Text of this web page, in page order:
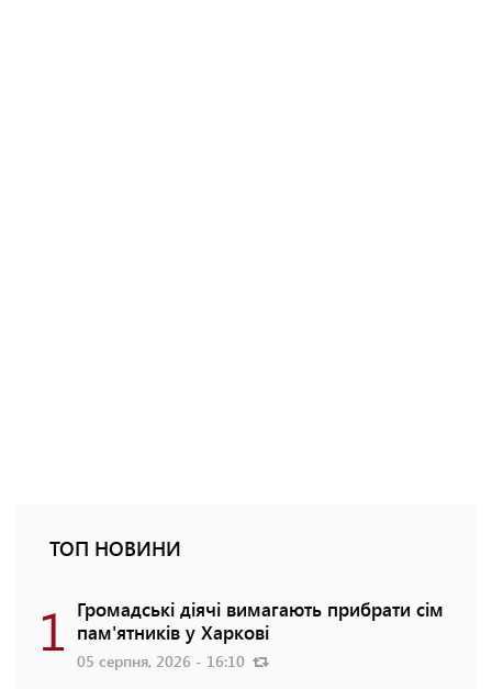
ТОП НОВИНИ
1 Громадські діячі вимагають прибрати сім
пам'ятників у Харкові
05 серпня, 2026 - 16:10